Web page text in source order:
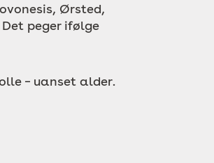
Ørsted,
peger ifølge
– uanset alder.